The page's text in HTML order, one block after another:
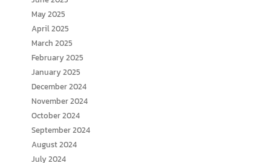
May 2025
April 2025
March 2025
February 2025
January 2025
December 2024
November 2024
October 2024
September 2024
August 2024
July 2024